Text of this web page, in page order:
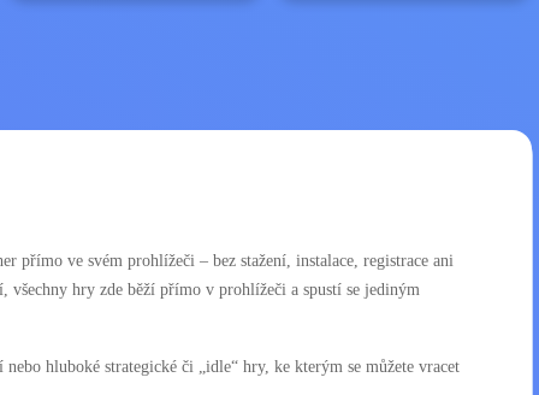
ve svém prohlížeči – bez stažení, instalace, registrace ani
hry zde běží přímo v prohlížeči a spustí se jediným
hluboké strategické či „idle“ hry, ke kterým se můžete vracet